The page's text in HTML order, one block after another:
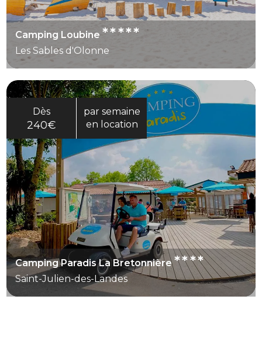
Camping Loubine*****
Les Sables d'Olonne
Dès
240€
par semaine
en location
Camping Paradis La Bretonnière****
Saint-Julien-des-Landes